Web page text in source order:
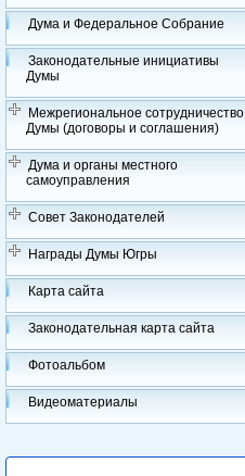
Дума и Федеральное Собрание
Законодательные инициативы
Думы
Межрегиональное сотрудничество
Думы (договоры и соглашения)
Дума и органы местного
самоуправления
Совет Законодателей
Награды Думы Югры
Карта сайта
Законодательная карта сайта
Фотоальбом
Видеоматериалы